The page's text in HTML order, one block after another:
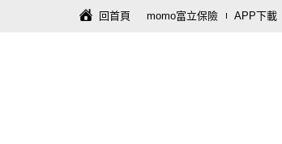
回首頁 momo富立保險 APP下載